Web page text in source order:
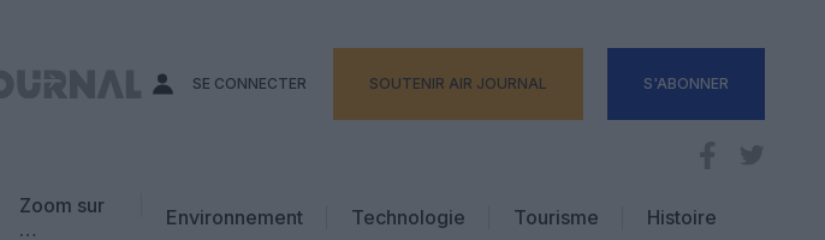
SE CONNECTER SOUTENIR AIR JOURNAL S'ABONNER
Zoom sur
…
Environnement Technologie
Tourisme
Histoire